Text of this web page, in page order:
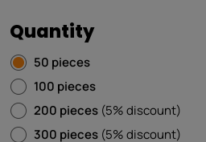
Quantity
50 pieces
100 pieces
200 pieces (5% discount)
300 pieces (5% discount)